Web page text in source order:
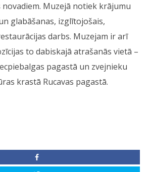
novadiem. Muzejā notiek krājumu
glabāšanas, izglītojošais,
darbs. Muzejam ir arī
to dabiskajā atrašanās vietā –
pagastā un zvejnieku
krastā Rucavas pagastā.